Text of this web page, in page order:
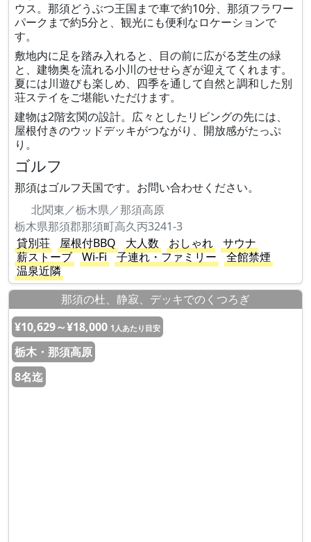
ウス。那須どうぶつ王国まで車で約10分、那須フラワー
パークまで約5分と、観光にも便利なロケーションで
す。
敷地内に足を踏み入れると、目の前に広がる芝生の緑
と、建物奥を流れる小川のせせらぎが迎えてくれます。
夏には川遊びも楽しめ、四季を通して自然と調和した別
荘ステイをご堪能いただけます。
建物は2階玄関の設計。広々としたリビングの先には、
屋根付きのウッドデッキがつながり、開放感がたっぷ
り。
ゴルフ
那須はゴルフ天国です。お問い合わせください。
北関東／栃木県／那須高原
栃木県那須郡那須町高久丙3241-3
貸別荘
屋根付BBQ 大人数 おしゃれ
サウナ
薪ストーブ
Wi-Fi 子連れ・ファミリー
全館禁煙
温泉近隣
那須の杜、静寂、デッキでのくつろぎ
¥10,629～¥18,000 1人あたり目安
栃木・那須高原
8名迄